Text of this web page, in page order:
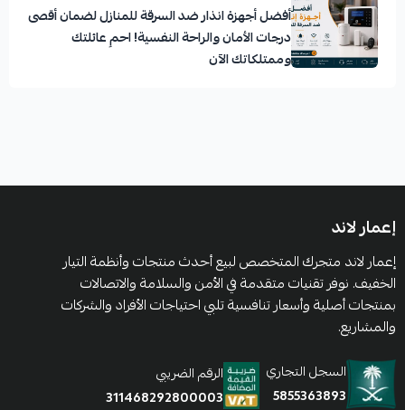
أفضل أجهزة انذار ضد السرقة للمنازل لضمان أقصى
درجات الأمان والراحة النفسية! احمِ عائلتك
وممتلكاتك الآن
إعمار لاند
إعمار لاند متجرك المتخصص لبيع أحدث منتجات وأنظمة التيار
الخفيف. نوفر تقنيات متقدمة في الأمن والسلامة والاتصالات
بمنتجات أصلية وأسعار تنافسية تلبي احتياجات الأفراد والشركات
والمشاريع.
السجل التجاري
5855363893
الرقم الضريبي
311468292800003